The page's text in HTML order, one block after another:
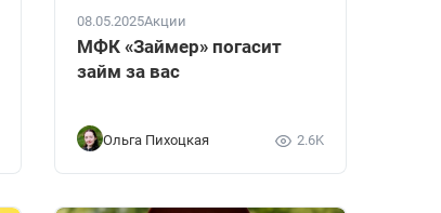
08.05.2025Акции
МФК «Займер» погасит
займ за вас
Ольга Пихоцкая 2.6K